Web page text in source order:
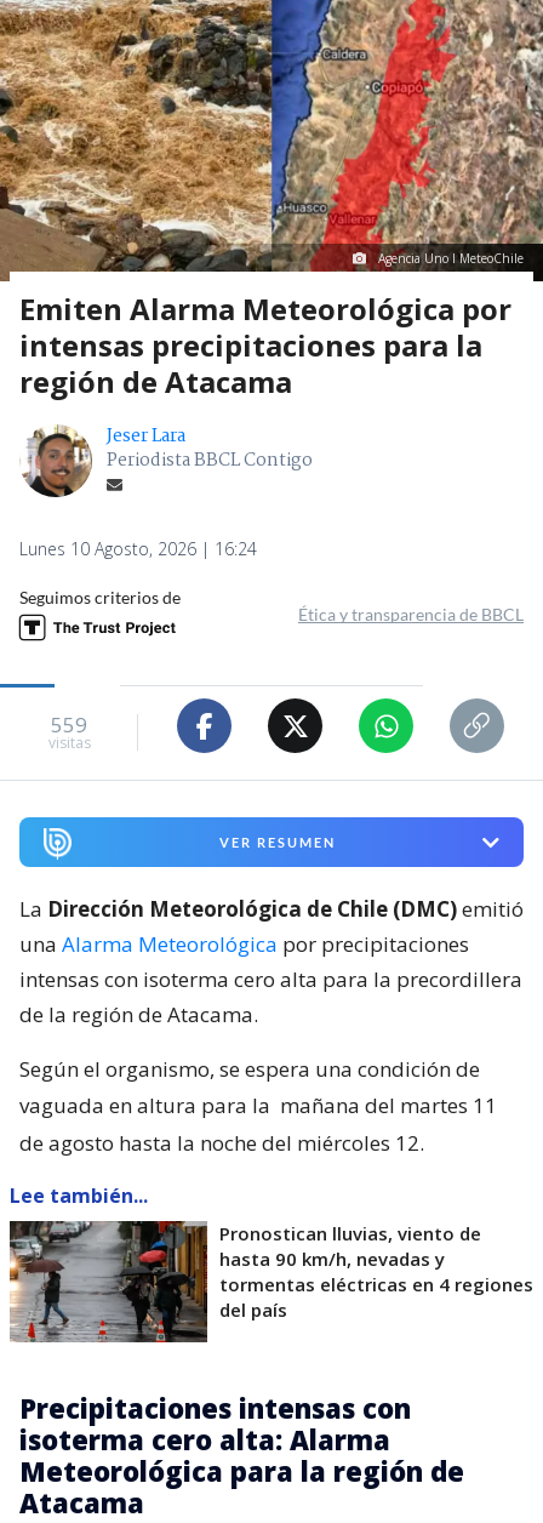
Agencia Uno I MeteoChile
Emiten Alarma Meteorológica por
intensas precipitaciones para la
región de Atacama
Jeser Lara
Periodista BBCL Contigo
Lunes 10 Agosto, 2026 | 16:24
Seguimos criterios de
Ética y transparencia de BBCL
559
visitas
VER RESUMEN
La Dirección Meteorológica de Chile (DMC)emitió
una Alarma Meteorológica por precipitaciones
intensas con isoterma cero alta para la precordillera
de la región de Atacama.
Según el organismo, se espera una condición de
vaguada en altura para la mañana del martes 11
de agosto hasta la noche del miércoles 12.
Lee también...
Pronostican lluvias, viento de
hasta 90 km/h, nevadas y
tormentas eléctricas en 4 regiones
del país
Precipitaciones intensas con
isoterma cero alta: Alarma
Meteorológica para la región de
Atacama